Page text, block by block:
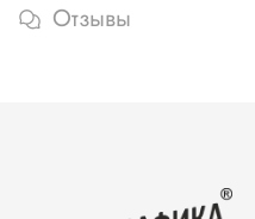
Отзывы